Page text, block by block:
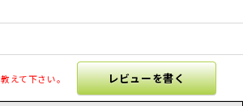
えて下さい。 レビューを書く